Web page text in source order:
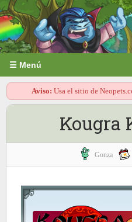
☰ Menú
Aviso: Usa el sitio de
Kougra
Gonza